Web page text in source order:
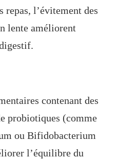
repas, l’évitement des
lente améliorent
contenant des
probiotiques (comme
ou Bifidobacterium
l’équilibre du